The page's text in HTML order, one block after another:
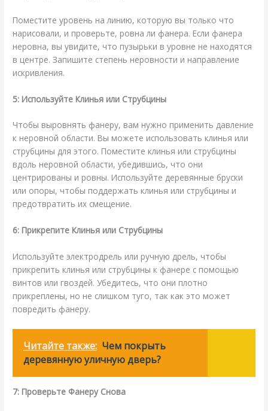
Поместите уровень на линию, которую вы только что
нарисовали, и проверьте, ровна ли фанера. Если фанера
неровна, вы увидите, что пузырьки в уровне не находятся
в центре. Запишите степень неровности и направление
искривления.
5: Используйте Клинья или Струбцины
Чтобы выровнять фанеру, вам нужно применить давление
к неровной области. Вы можете использовать клинья или
струбцины для этого. Поместите клинья или струбцины
вдоль неровной области, убедившись, что они
центрированы и ровны. Используйте деревянные бруски
или опоры, чтобы поддержать клинья или струбцины и
предотвратить их смещение.
6: Прикрепите Клинья или Струбцины
Используйте электродрель или ручную дрель, чтобы
прикрепить клинья или струбцины к фанере с помощью
винтов или гвоздей. Убедитесь, что они плотно
прикреплены, но не слишком туго, так как это может
повредить фанеру.
Читайте также: Чем покрыть
деревянную уличную дверь?
7: Проверьте Фанеру Снова